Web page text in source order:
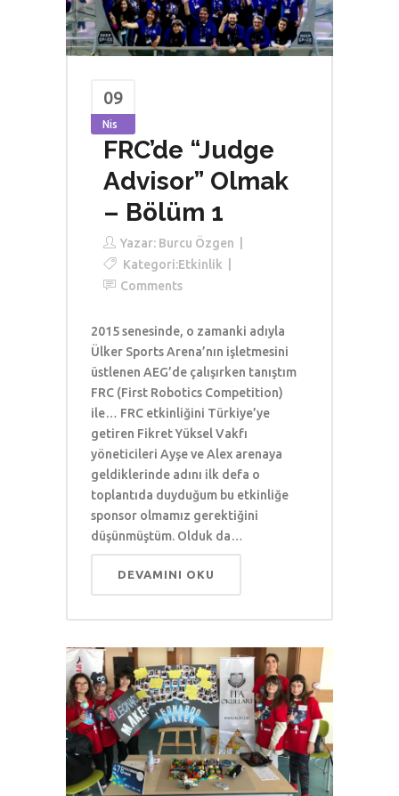
09
Nis
FRC’de “Judge
Advisor” Olmak
– Bölüm 1
Yazar: Burcu Özgen
Kategori:Etkinlik
Comments
2015 senesinde, o zamanki adıyla
Ülker Sports Arena’nın işletmesini
üstlenen AEG’de çalışırken tanıştım
FRC (First Robotics Competition)
ile… FRC etkinliğini Türkiye’ye
getiren Fikret Yüksel Vakfı
yöneticileri Ayşe ve Alex arenaya
geldiklerinde adını ilk defa o
toplantıda duyduğum bu etkinliğe
sponsor olmamız gerektiğini
düşünmüştüm. Olduk da…
DEVAMINI OKU